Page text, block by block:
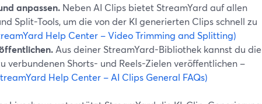
anpassen. Neben AI Clips bietet StreamYard auf allen
Split-Tools, um die von der KI generierten Clips schnell zu
Help Center – Video Trimming and Splitting)
Aus deiner StreamYard-Bibliothek kannst du die
verbundenen Shorts- und Reels-Zielen veröffentlichen –
Help Center – AI Clips General FAQs)